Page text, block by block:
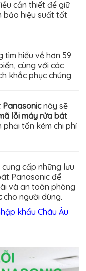
cần thiết để giữ
bảo hiệu suất tốt
tìm hiểu về hơn 59
cùng với các
khắc phục chúng.
Panasonicnày sẽ
lỗi máy rửa bát
tốn kém chi phí
cấp những lưu
Panasonic để
và an toàn phòng
cho người dùng.
khẩu Châu Âu